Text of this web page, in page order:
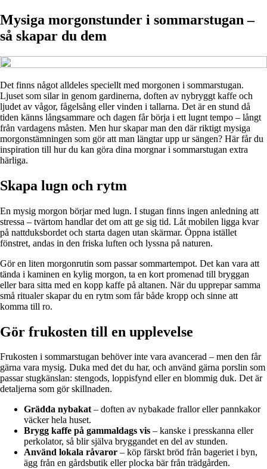
Mysiga morgonstunder i sommarstugan –
så skapar du dem
Det finns något alldeles speciellt med morgonen i sommarstugan.
Ljuset som silar in genom gardinerna, doften av nybryggt kaffe och
ljudet av vågor, fågelsång eller vinden i tallarna. Det är en stund då
tiden känns långsammare och dagen får börja i ett lugnt tempo – långt
från vardagens måsten. Men hur skapar man den där riktigt mysiga
morgonstämningen som gör att man längtar upp ur sängen? Här får du
inspiration till hur du kan göra dina morgnar i sommarstugan extra
härliga.
Skapa lugn och rytm
En mysig morgon börjar med lugn. I stugan finns ingen anledning att
stressa – tvärtom handlar det om att ge sig tid. Låt mobilen ligga kvar
på nattduksbordet och starta dagen utan skärmar. Öppna istället
fönstret, andas in den friska luften och lyssna på naturen.
Gör en liten morgonrutin som passar sommartempot. Det kan vara att
tända i kaminen en kylig morgon, ta en kort promenad till bryggan
eller bara sitta med en kopp kaffe på altanen. När du upprepar samma
små ritualer skapar du en rytm som får både kropp och sinne att
komma till ro.
Gör frukosten till en upplevelse
Frukosten i sommarstugan behöver inte vara avancerad – men den får
gärna vara mysig. Duka med det du har, och använd gärna porslin som
passar stugkänslan: stengods, loppisfynd eller en blommig duk. Det är
detaljerna som gör skillnaden.
Grädda nybakat– doften av nybakade frallor eller pannkakor
väcker hela huset.
Brygg kaffe på gammaldags vis – kanske i presskanna eller
perkolator, så blir själva bryggandet en del av stunden.
Använd lokala råvaror – köp färskt bröd från bageriet i byn,
ägg från en gårdsbutik eller plocka bär från trädgården.